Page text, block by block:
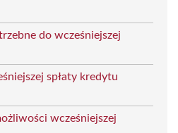
do wcześniejszej
spłaty kredytu
wcześniejszej